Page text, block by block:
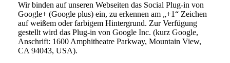
Wir binden auf unseren Webseiten das Social Plug-in von
Google+ (Google plus) ein, zu erkennen am „+1“ Zeichen
auf weißem oder farbigem Hintergrund. Zur Verfügung
gestellt wird das Plug-in von Google Inc. (kurz Google,
Anschrift: 1600 Amphitheatre Parkway, Mountain View,
CA 94043, USA).